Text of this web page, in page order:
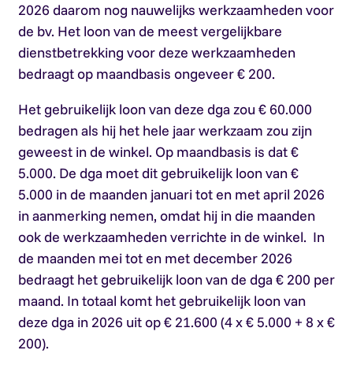
2026 daarom nog nauwelijks werkzaamheden voor
de bv. Het loon van de meest vergelijkbare
dienstbetrekking voor deze werkzaamheden
bedraagt op maandbasis ongeveer € 200.
Het gebruikelijk loon van deze dga zou € 60.000
bedragen als hij het hele jaar werkzaam zou zijn
geweest in de winkel. Op maandbasis is dat €
5.000. De dga moet dit gebruikelijk loon van €
5.000 in de maanden januari tot en met april 2026
in aanmerking nemen, omdat hij in die maanden
ook de werkzaamheden verrichte in de winkel. In
de maanden mei tot en met december 2026
bedraagt het gebruikelijk loon van de dga € 200 per
maand. In totaal komt het gebruikelijk loon van
deze dga in 2026 uit op € 21.600 (4 x € 5.000 + 8 x €
200).